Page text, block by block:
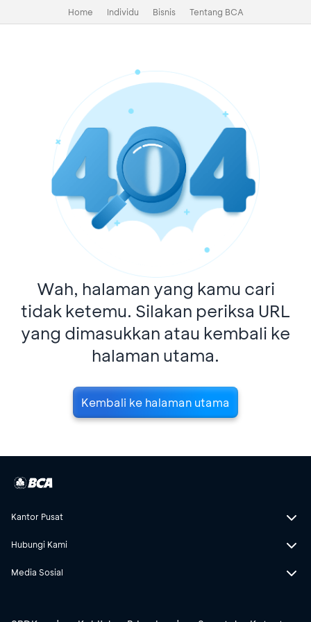
Home Individu Bisnis Tentang BCA
Wah, halaman yang kamu cari
tidak ketemu. Silakan periksa URL
yang dimasukkan atau kembali ke
halaman utama.
Kembali ke halaman utama
Kantor Pusat
Hubungi Kami
Media Sosial